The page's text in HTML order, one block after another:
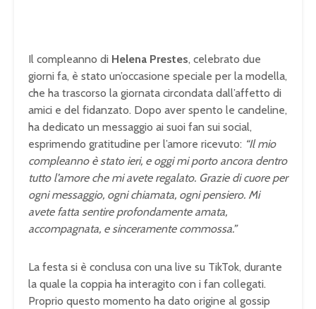
Il compleanno di Helena Prestes, celebrato due
giorni fa, è stato un’occasione speciale per la modella,
che ha trascorso la giornata circondata dall’affetto di
amici e del fidanzato. Dopo aver spento le candeline,
ha dedicato un messaggio ai suoi fan sui social,
esprimendo gratitudine per l’amore ricevuto: “Il mio
compleanno è stato ieri, e oggi mi porto ancora dentro
tutto l’amore che mi avete regalato. Grazie di cuore per
ogni messaggio, ogni chiamata, ogni pensiero. Mi
avete fatta sentire profondamente amata,
accompagnata, e sinceramente commossa.”
La festa si è conclusa con una live su TikTok, durante
la quale la coppia ha interagito con i fan collegati.
Proprio questo momento ha dato origine al gossip